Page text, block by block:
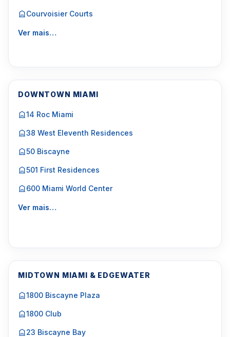
Courvoisier Courts
Ver mais…
DOWNTOWN MIAMI
14 Roc Miami
38 West Eleventh Residences
50 Biscayne
501 First Residences
600 Miami World Center
Ver mais…
MIDTOWN MIAMI & EDGEWATER
1800 Biscayne Plaza
1800 Club
23 Biscayne Bay